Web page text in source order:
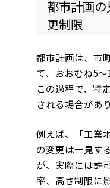
都市計画
更制限
都市計画は、市
て、おおむね5〜
この過程で、特
される場合があ
例えば、「工業
の変更は一見す
が、実際には許
率、高さ制限に